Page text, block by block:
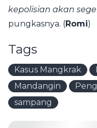
kepolisian akan
pungkasnya. (Romi)
Tags
Kasus Mangkrak
Mandangin
sampang